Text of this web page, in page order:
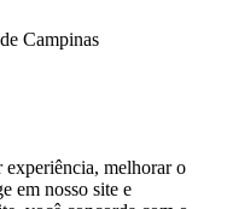
Campinas
melhorar o
em nosso site e